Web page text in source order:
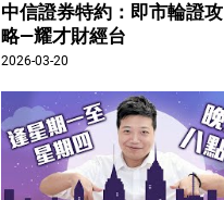
中信證券特約：即市輪證攻
略—耀才財經台
2026-03-20